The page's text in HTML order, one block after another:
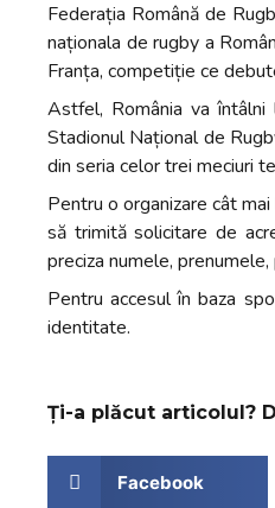
Federația Română de
naționala de rugby a
Franța, competiție ce
Astfel, România va
Stadionul Național de
din seria celor trei meciuri
Pentru o organizare cât
să trimită solicitare de
preciza numele,
Pentru accesul în baza
identitate.
Ți-a plăcut articolul?
Facebook